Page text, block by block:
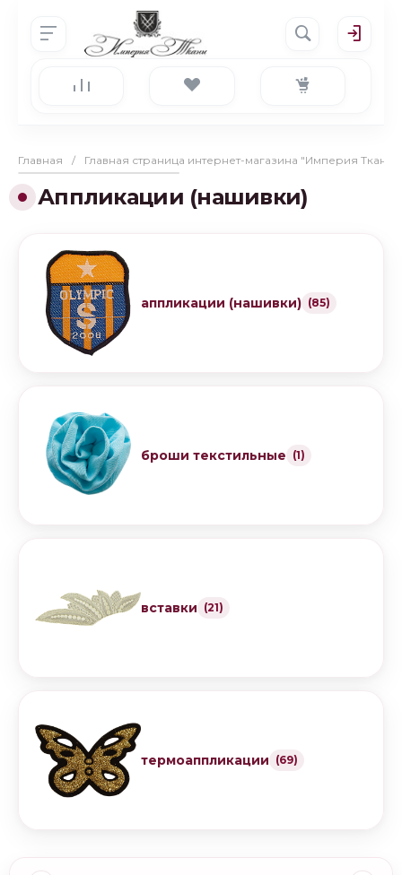
Главная / Главная страница интернет-магазина "Империя Ткани"
Аппликации (нашивки)
аппликации (нашивки) (85)
броши текстильные (1)
вставки (21)
термоаппликации (69)